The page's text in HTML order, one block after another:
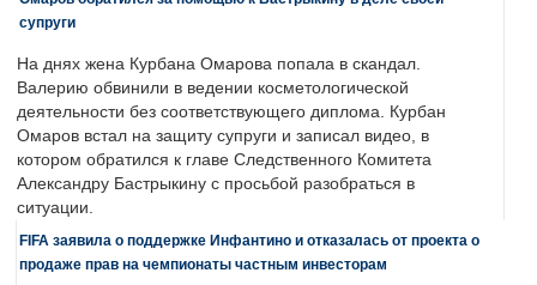
супруги
На днях жена Курбана Омарова попала в скандал.
Валерию обвинили в ведении косметологической
деятельности без соответствующего диплома. Курбан
Омаров встал на защиту супруги и записал видео, в
котором обратился к главе Следственного Комитета
Александру Бастрыкину с просьбой разобраться в
ситуации.
FIFA заявила о поддержке Инфантино и отказалась от проекта о
продаже прав на чемпионаты частным инвесторам